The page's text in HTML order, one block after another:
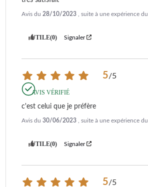
Avis du 28/10/2023 , suite à une expérience du
UTILE(0) Signaler
5/5
AVIS VÉRIFIÉ
c'est celui que je préfère
Avis du 30/06/2023 , suite à une expérience du
UTILE(0) Signaler
5/5